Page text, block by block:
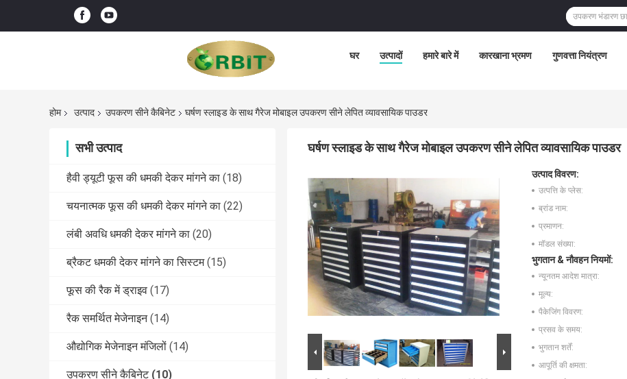
घर उत्पादों हमारे बारे में कारखाना भ्रमण गुणवत्ता नियंत्रण
होम उत्पाद उपकरण सीने कैबिनेट घर्षण स्लाइड के साथ गैरेज मोबाइल उपकरण सीने लेपित व्यावसायिक पाउडर
सभी उत्पाद
हैवी ड्यूटी फूस की धमकी देकर मांगने का (18)
चयनात्मक फूस की धमकी देकर मांगने का (22)
लंबी अवधि धमकी देकर मांगने का (20)
ब्रैकट धमकी देकर मांगने का सिस्टम (15)
फूस की रैक में ड्राइव (17)
रैक समर्थित मेजेनाइन (14)
औद्योगिक मेजेनाइन मंजिलों (14)
उपकरण सीने कैबिनेट (10)
घर्षण स्लाइड के साथ गैरेज मोबाइल उपकरण सीने लेपित व्यावसायिक पाउडर
उत्पाद विवरण:
उत्पत्ति के प्लेस:
ब्रांड नाम:
प्रमाणन:
मॉडल संख्या:
भुगतान & नौवहन नियमों:
न्यूनतम आदेश मात्रा:
मूल्य:
पैकेजिंग विवरण:
प्रसव के समय:
भुगतान शर्तें:
आपूर्ति की क्षमता: